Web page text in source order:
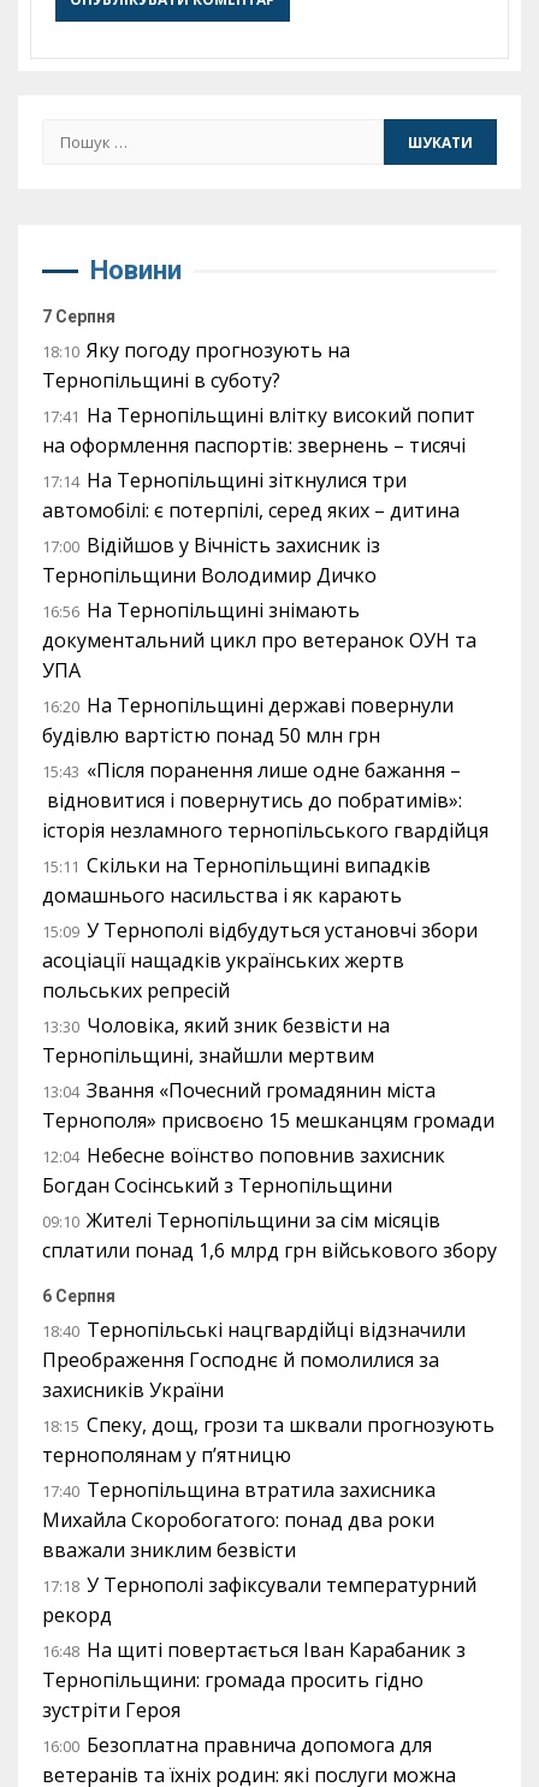
Пошук:
Новини
7 Серпня
18:10 Яку погоду прогнозують на
Тернопільщині в суботу?
17:41 На Тернопільщині влітку високий попит
на оформлення паспортів: звернень – тисячі
17:14 На Тернопільщині зіткнулися три
автомобілі: є потерпілі, серед яких – дитина
17:00 Відійшов у Вічність захисник із
Тернопільщини Володимир Дичко
16:56 На Тернопільщині знімають
документальний цикл про ветеранок ОУН та
УПА
16:20 На Тернопільщині державі повернули
будівлю вартістю понад 50 млн грн
15:43 «Після поранення лише одне бажання –
відновитися і повернутись до побратимів»:
історія незламного тернопільського гвардійця
15:11 Скільки на Тернопільщині випадків
домашнього насильства і як карають
15:09 У Тернополі відбудуться установчі збори
асоціації нащадків українських жертв
польських репресій
13:30 Чоловіка, який зник безвісти на
Тернопільщині, знайшли мертвим
13:04 Звання «Почесний громадянин міста
Тернополя» присвоєно 15 мешканцям громади
12:04 Небесне воїнство поповнив захисник
Богдан Сосінський з Тернопільщини
09:10 Жителі Тернопільщини за сім місяців
сплатили понад 1,6 млрд грн військового збору
6 Серпня
18:40 Тернопільські нацгвардійці відзначили
Преображення Господнє й помолилися за
захисників України
18:15 Спеку, дощ, грози та шквали прогнозують
тернополянам у п’ятницю
17:40 Тернопільщина втратила захисника
Михайла Скоробогатого: понад два роки
вважали зниклим безвісти
17:18 У Тернополі зафіксували температурний
рекорд
16:48 На щиті повертається Іван Карабаник з
Тернопільщини: громада просить гідно
зустріти Героя
16:00 Безоплатна правнича допомога для
ветеранів та їхніх родин: які послуги можна